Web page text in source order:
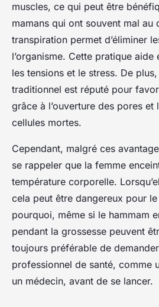
muscles, ce qui peut être
mamans qui ont souvent mal au
transpiration permet d’éliminer
l’organisme. Cette pratique
les tensions et le stress. De
traditionnel est réputé pour
grâce à l’ouverture des pores et
cellules mortes.
Cependant, malgré ces
se rappeler que la femme
température corporelle.
cela peut être dangereux pour le
pourquoi, même si le hammam
pendant la grossesse peuvent
toujours préférable de
professionnel de santé, comme
un médecin, avant de se lancer.